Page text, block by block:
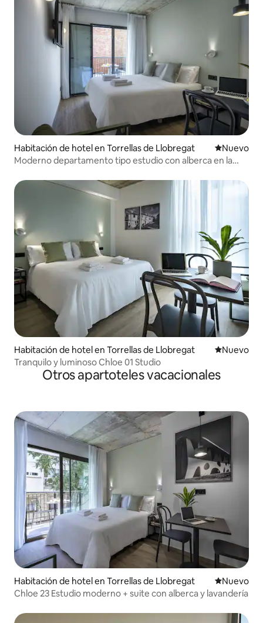
Habitación de hotel en Torrellas de Llobregat Nuevo
Nuevo
Moderno departamento tipo estudio con alberca en la
Habitación de hotel en Torrellas de Llobregat Nuevo
Nuevo
Tranquilo y luminoso Chloe 01 Studio
Otros apartoteles vacacionales
Habitación de hotel en Torrellas de Llobregat Nuevo
Nuevo
Chloe 23 Estudio moderno + suite con alberca y lavandería